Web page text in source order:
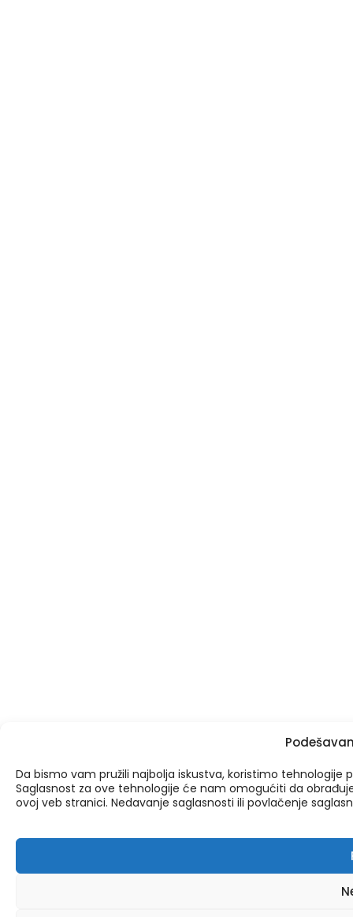
Da bismo vam pružili najbolja iskustva, koristimo
Saglasnost za ove tehnologije će nam omogućiti da
ovoj veb stranici. Nedavanje saglasnosti ili povlačenje